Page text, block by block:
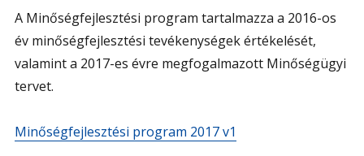
A Minőségfejlesztési program tartalmazza a 2016-os
év minőségfejlesztési tevékenységek értékelését,
valamint a 2017-es évre megfogalmazott Minőségügyi
tervet.
Minőségfejlesztési program 2017 v1